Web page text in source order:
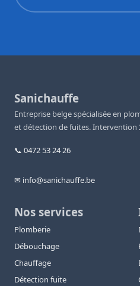
Sanichauffe
Entreprise belge spécialisée en
et détection de fuites. Intervention
📞 0472 53 24 26
✉ info@sanichauffe.be
Nos services
Plomberie
Débouchage
Chauffage
Détection fuite